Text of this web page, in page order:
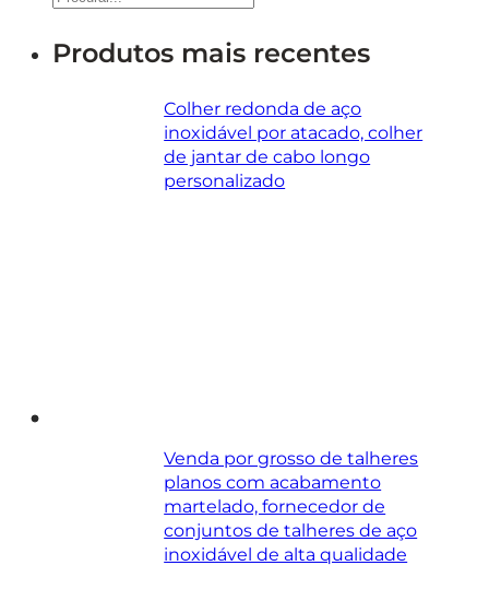
Produtos mais recentes
Colher redonda de aço
inoxidável por atacado, colher
de jantar de cabo longo
personalizado
Venda por grosso de talheres
planos com acabamento
martelado, fornecedor de
conjuntos de talheres de aço
inoxidável de alta qualidade